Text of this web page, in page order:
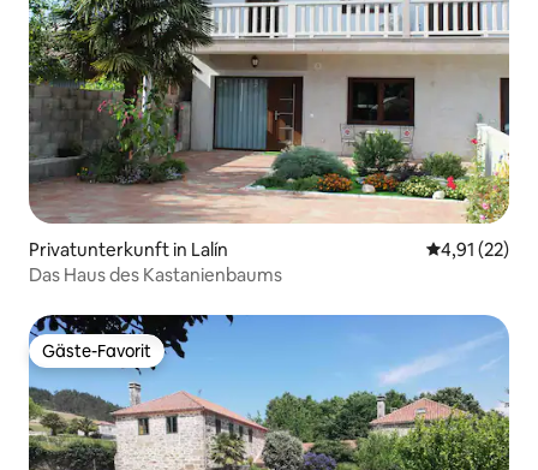
Privatunterkunft in Lalín
4,91 (22)
Das Haus des Kastanienbaums
Gäste-Favorit
Gäste-Favorit